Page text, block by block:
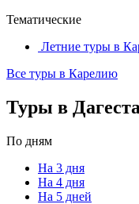
Тематические
Летние туры в
Все туры в Карелию
Туры в
По дням
На 3 дня
На 4 дня
На 5 дней